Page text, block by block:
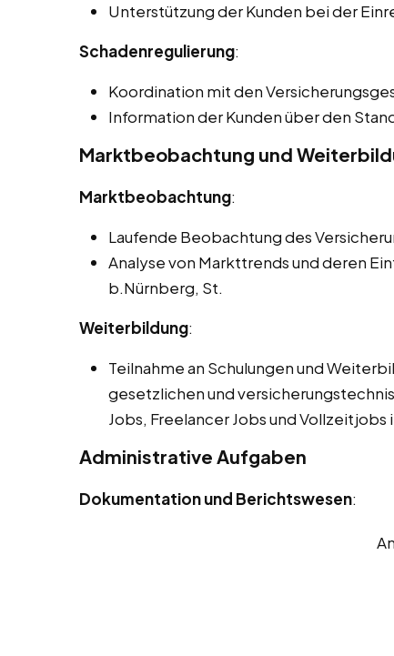
Unterstützung der Kunden bei der
Schadenregulierung:
Koordination mit den
Information der Kunden über den
Marktbeobachtung und
Marktbeobachtung:
Laufende Beobachtung des
Analyse von Markttrends und deren
b.Nürnberg, St.
Weiterbildung:
Teilnahme an Schulungen und
gesetzlichen und
Jobs, Freelancer Jobs und
Administrative Aufgaben
Dokumentation und Berichtswesen: